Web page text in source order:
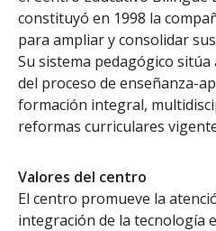
constituyó en 1998 la
para ampliar y consolidar
Su sistema pedagógico
del proceso de enseñanza-
formación integral,
reformas curriculares
Valores del centro
El centro promueve la
integración de la tecnología